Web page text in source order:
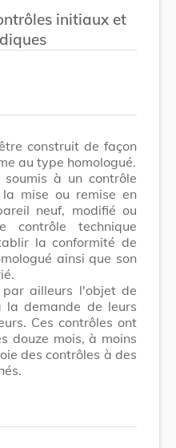
initiaux et
construit de façon
au type homologué.
soumis à un contrôle
mise ou remise en
neuf, modifié ou
contrôle technique
la conformité de
ainsi que son
par ailleurs l'objet de
la demande de leurs
Ces contrôles ont
douze mois, à moins
des contrôles à des